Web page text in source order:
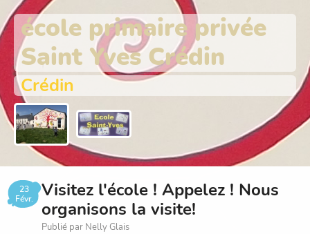
école primaire privée
Saint Yves Crédin
Crédin
23
Févr.
Visitez l'école ! Appelez ! Nous
organisons la visite!
Publié par Nelly Glais